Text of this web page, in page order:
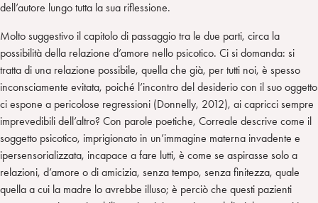
dell’autore lungo tutta la sua riflessione.
Molto suggestivo il capitolo di passaggio tra le due parti, circa la
possibilità della relazione d’amore nello psicotico. Ci si domanda: si
tratta di una relazione possibile, quella che già, per tutti noi, è spesso
inconsciamente evitata, poiché l’incontro del desiderio con il suo oggetto
ci espone a pericolose regressioni (Donnelly, 2012), ai capricci sempre
imprevedibili dell’altro? Con parole poetiche, Correale descrive come il
soggetto psicotico, imprigionato in un’immagine materna invadente e
ipersensorializzata, incapace a fare lutti, è come se aspirasse solo a
relazioni, d’amore o di amicizia, senza tempo, senza finitezza, quale
quella a cui la madre lo avrebbe illuso; è perciò che questi pazienti